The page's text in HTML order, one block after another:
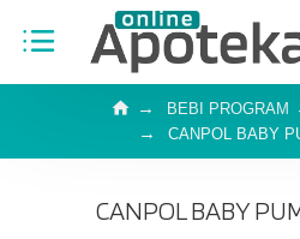
BEBI PROGRAM
CANPOL BABY
CANPOL BABY